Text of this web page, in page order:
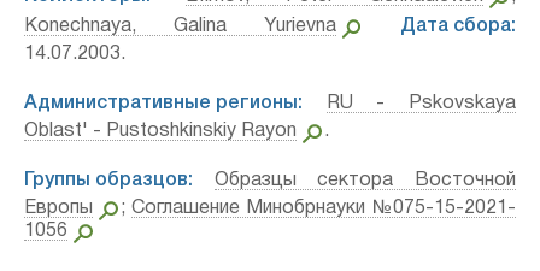
Konechnaya, Galina Yurievna
Дата сбора:
14.07.2003.
Административные регионы:
RU - Pskovskaya
Oblast' - Pustoshkinskiy Rayon
.
Группы образцов:
Образцы сектора Восточной
Европы
;Соглашение Минобрнауки №075-15-2021-
1056